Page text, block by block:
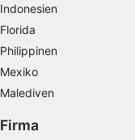
Indonesien
Florida
Philippinen
Mexiko
Malediven
Firma
Werbung
Verwendung von
personalisierter
von Inhalten
Verwendung von